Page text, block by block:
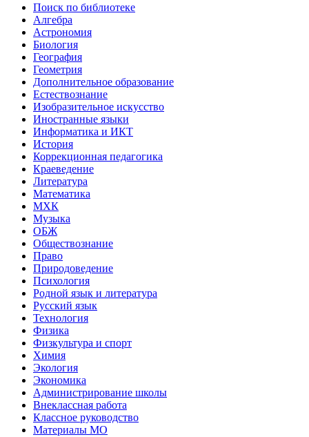
Поиск по библиотеке
Алгебра
Астрономия
Биология
География
Геометрия
Дополнительное образование
Естествознание
Изобразительное искусство
Иностранные языки
Информатика и ИКТ
История
Коррекционная педагогика
Краеведение
Литература
Математика
МХК
Музыка
ОБЖ
Обществознание
Право
Природоведение
Психология
Родной язык и литература
Русский язык
Технология
Физика
Физкультура и спорт
Химия
Экология
Экономика
Администрирование школы
Внеклассная работа
Классное руководство
Материалы МО